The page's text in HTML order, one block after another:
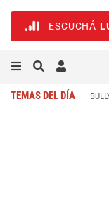
ESCUCHÁ
TEMAS DEL DÍA